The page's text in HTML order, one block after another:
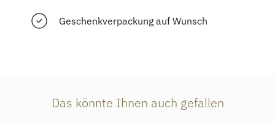
Geschenkverpackung auf Wunsch
Das könnte Ihnen auch gefallen